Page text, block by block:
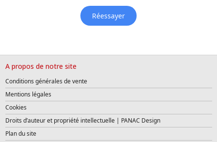
Réessayer
A propos de notre site
Conditions générales de vente
Mentions légales
Cookies
Droits d’auteur et propriété intellectuelle | PANAC Design
Plan du site